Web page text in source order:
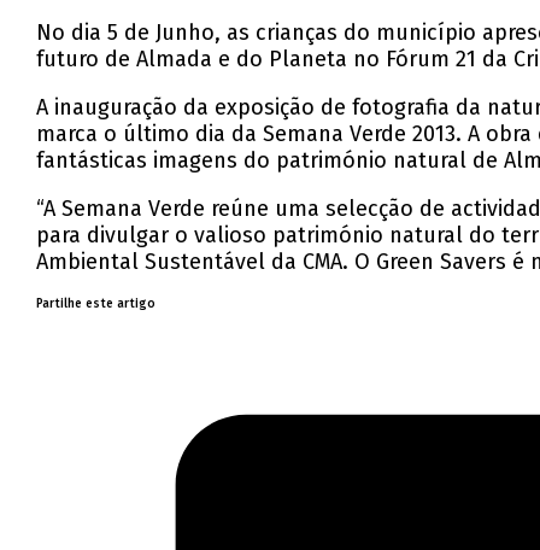
No dia 5 de Junho, as crianças do município
futuro de Almada e do Planeta no Fórum 21 da
A inauguração da exposição de fotografia da
marca o último dia da Semana Verde 2013. A
fantásticas imagens do património natural de
“A Semana Verde reúne uma selecção de
para divulgar o valioso património natural do
Ambiental Sustentável da CMA. O Green Savers
Partilhe este artigo